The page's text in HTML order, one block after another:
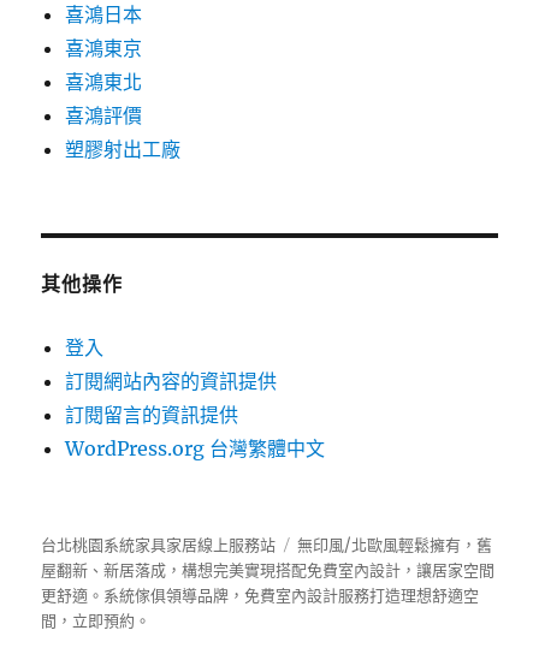
喜鴻日本
喜鴻東京
喜鴻東北
喜鴻評價
塑膠射出工廠
其他操作
登入
訂閱網站內容的資訊提供
訂閱留言的資訊提供
WordPress.org 台灣繁體中文
台北桃園系統家具家居線上服務站
無印風/北歐風輕鬆擁有，舊
屋翻新、新居落成，構想完美實現搭配免費室內設計，讓居家空間
更舒適。 系統傢俱領導品牌，免費室內設計服務打造理想舒適空
間，立即預約。